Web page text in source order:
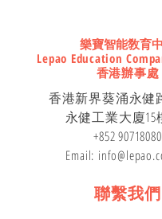
樂寶智能敎育
Lepao Education
香港辦事處
香港新界葵涌永健
永健工業大廈15
+852 90718080
Email:
聯繫我們